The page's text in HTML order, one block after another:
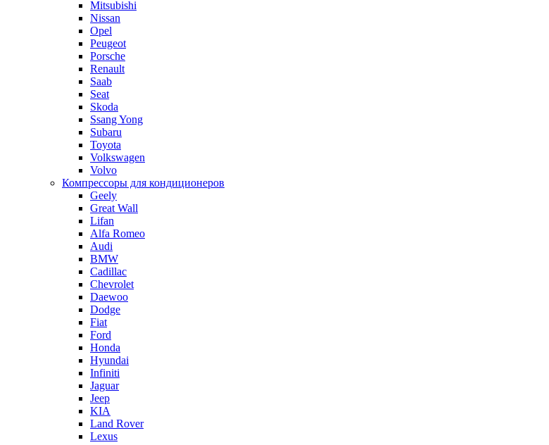
Mitsubishi
Nissan
Opel
Peugeot
Porsche
Renault
Saab
Seat
Skoda
Ssang Yong
Subaru
Toyota
Volkswagen
Volvo
Компрессоры для кондиционеров
Geely
Great Wall
Lifan
Alfa Romeo
Audi
BMW
Cadillac
Chevrolet
Daewoo
Dodge
Fiat
Ford
Honda
Hyundai
Infiniti
Jaguar
Jeep
KIA
Land Rover
Lexus